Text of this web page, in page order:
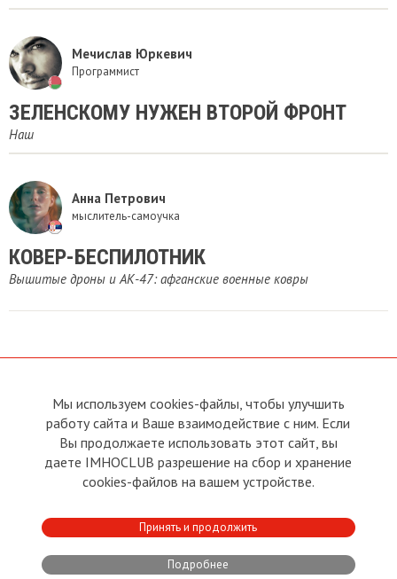
Мечислав Юркевич
Программист
ЗЕЛЕНСКОМУ НУЖЕН ВТОРОЙ ФРОНТ
Наш
Анна Петрович
мыслитель-самоучка
КОВЕР-БЕСПИЛОТНИК
​Вышитые дроны и АК-47: афганские военные ковры
О сайте
Условия пользования
Политика конфиденциальности
Прямая связь с
Председателем
Прямая связь c членами клуба
Реклама
Контакты
Club
Мы используем cookies-файлы, чтобы улучшить
работу сайта и Ваше взаимодействие с ним. Если
Вы продолжаете использовать этот сайт, вы
даете IMHOCLUB разрешение на сбор и хранение
cookies-файлов на вашем устройстве.
Принять и продолжить
Подробнее